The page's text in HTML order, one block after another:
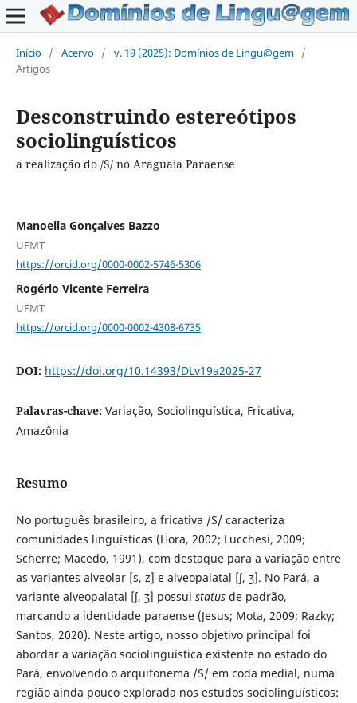
Início / Acervo / v. 19 (2025): Domínios de Lingu@gem /
Artigos
Desconstruindo estereótipos
sociolinguísticos
a realização do /S/ no Araguaia Paraense
Manoella Gonçalves Bazzo
UFMT
https://orcid.org/0000-0002-5746-5306
Rogério Vicente Ferreira
UFMT
https://orcid.org/0000-0002-4308-6735
DOI: https://doi.org/10.14393/DLv19a2025-27
Palavras-chave: Variação, Sociolinguística, Fricativa,
Amazônia
Resumo
No português brasileiro, a fricativa /S/ caracteriza
comunidades linguísticas (Hora, 2002; Lucchesi, 2009;
Scherre; Macedo, 1991), com destaque para a variação entre
as variantes alveolar [s, z] e alveopalatal [ʃ, ʒ]. No Pará, a
variante alveopalatal [ʃ, ʒ] possui statusde padrão,
marcando a identidade paraense (Jesus; Mota, 2009; Razky;
Santos, 2020). Neste artigo, nosso objetivo principal foi
abordar a variação sociolinguística existente no estado do
Pará, envolvendo o arquifonema /S/ em coda medial, numa
região ainda pouco explorada nos estudos sociolinguísticos: